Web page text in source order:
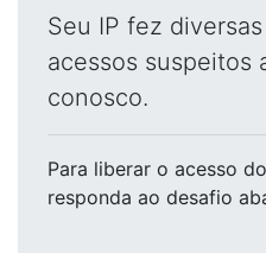
Seu IP fez
acessos suspeitos
conosco.
Para liberar o acesso
responda ao desafio